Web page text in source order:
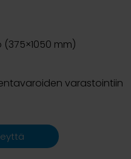
mm)
varastointiin